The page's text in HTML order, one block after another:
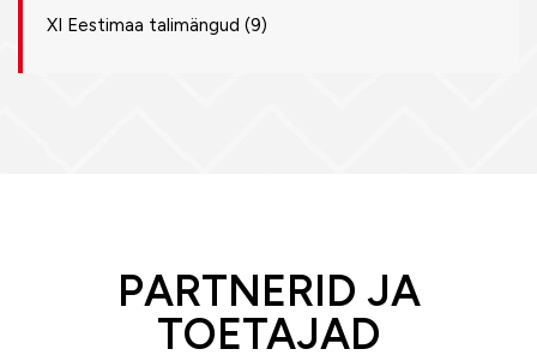
XI Eestimaa talimängud (9)
PARTNERID JA
TOETAJAD